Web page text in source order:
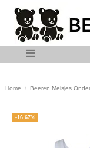
Op
Home Beeren Meisjes
-16,67%